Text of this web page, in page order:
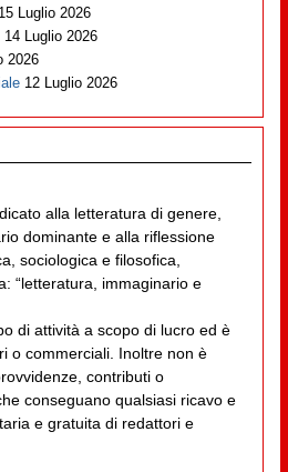
15 Luglio 2026
14 Luglio 2026
2026
12 Luglio 2026
alla letteratura di genere,
dominante e alla riflessione
sociologica e filosofica,
“letteratura, immaginario e
di attività a scopo di lucro ed è
o commerciali. Inoltre non è
contributi o
conseguano qualsiasi ricavo e
e gratuita di redattori e